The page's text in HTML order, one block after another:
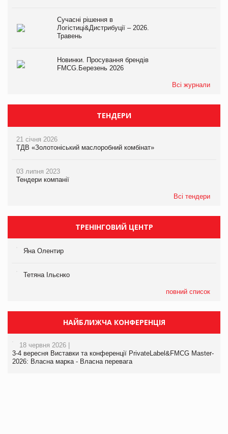
Сучасні рішення в
Логістиці&Дистрибуції – 2026.
Травень
Новинки. Просування брендів
FMCG.Березень 2026
Всі журнали
ТЕНДЕРИ
21 січня 2026
ТДВ «Золотоніський маслоробний комбінат»
03 липня 2023
Тендери компанії
Всі тендери
ТРЕНІНГОВИЙ ЦЕНТР
Яна Олентир
Тетяна Ільєнко
повний список
НАЙБЛИЖЧА КОНФЕРЕНЦІЯ
18 червня 2026 |
3-4 вересня Виставки та конференції PrivateLabel&FMCG Master-
2026: Власна марка - Власна перевага